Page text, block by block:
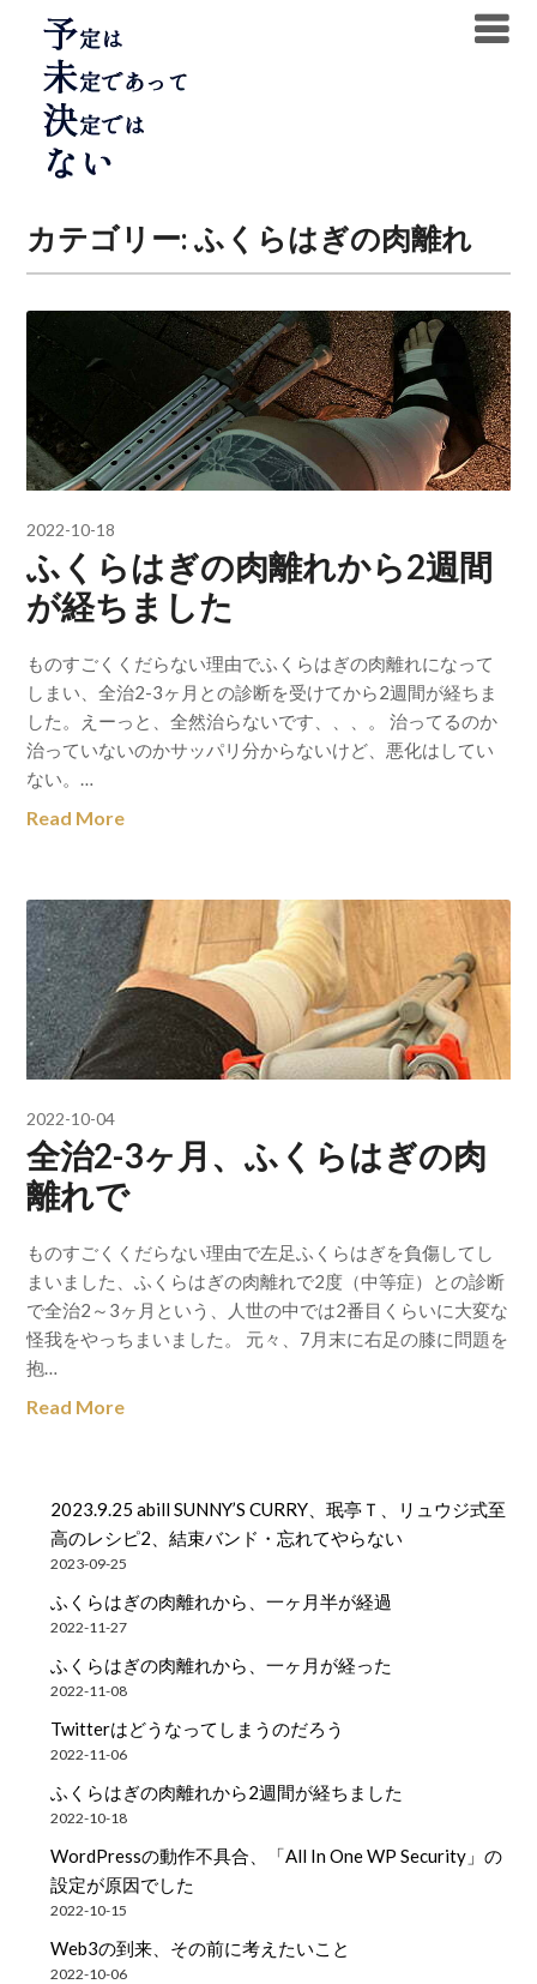
content
カテゴリー:ふくらはぎの肉離れ
2022-10-18
ふくらはぎの肉離れから2週間
が経ちました
ものすごくくだらない理由でふくらはぎの肉離れになって
しまい、全治2-3ヶ月との診断を受けてから2週間が経ちま
した。えーっと、全然治らないです、、、。 治ってるのか
治っていないのかサッパリ分からないけど、悪化はしてい
ない。…
Read More
2022-10-04
全治2-3ヶ月、ふくらはぎの肉
離れで
ものすごくくだらない理由で左足ふくらはぎを負傷してし
まいました、ふくらはぎの肉離れで2度（中等症）との診断
で全治2～3ヶ月という、人世の中では2番目くらいに大変な
怪我をやっちまいました。 元々、7月末に右足の膝に問題を
抱…
Read More
2023.9.25 abill SUNNY’S CURRY、珉亭Ｔ、リュウジ式至
高のレシピ2、結束バンド・忘れてやらない
2023-09-25
ふくらはぎの肉離れから、一ヶ月半が経過
2022-11-27
ふくらはぎの肉離れから、一ヶ月が経った
2022-11-08
Twitterはどうなってしまうのだろう
2022-11-06
ふくらはぎの肉離れから2週間が経ちました
2022-10-18
WordPressの動作不具合、「All In One WP Security」の
設定が原因でした
2022-10-15
Web3の到来、その前に考えたいこと
2022-10-06